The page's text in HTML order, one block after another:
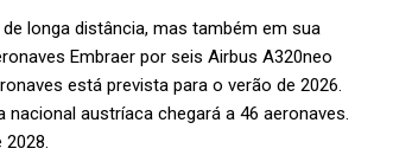
longa distância, mas também em sua
Embraer por seis Airbus A320neo
está prevista para o verão de 2026.
austríaca chegará a 46 aeronaves.